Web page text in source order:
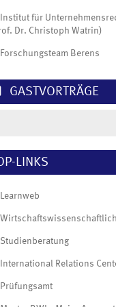
Institut für
Dr. Christoph Watrin)
Forschungsteam Berens
GASTVORTRÄGE
LINKS
Learnweb
Studienberatung
International Relations
Prüfungsamt